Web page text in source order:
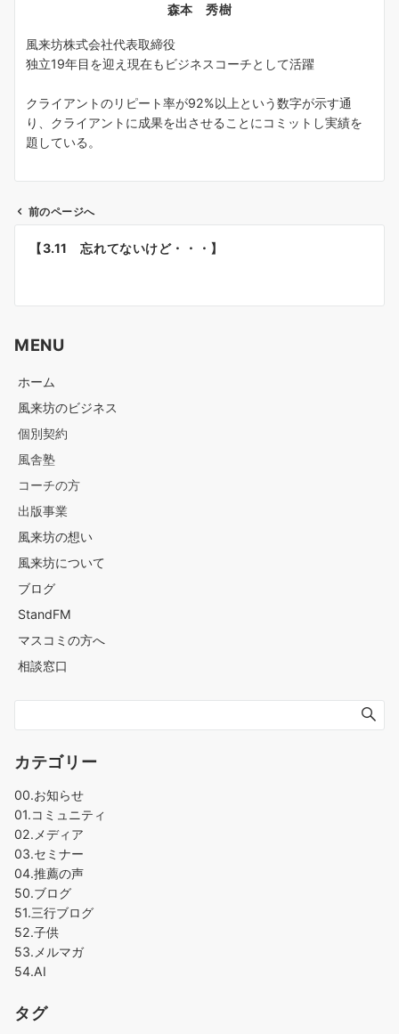
森本 秀樹
風来坊株式会社代表取締役
独立19年目を迎え現在もビジネスコーチとして活躍
クライアントのリピート率が92%以上という数字が示す通
り、クライアントに成果を出させることにコミットし実績を
題している。
ビ
ー
ョ
ン
前のページへ
【3.11 忘れてないけど・・・】
MENU
ホーム
風来坊のビジネス
個別契約
風舎塾
コーチの方
出版事業
風来坊の想い
風来坊について
ブログ
StandFM
マスコミの方へ
相談窓口
カテゴリー
00.お知らせ
01.コミュニティ
02.メディア
03.セミナー
04.推薦の声
50.ブログ
51.三行ブログ
52.子供
53.メルマガ
54.AI
タグ